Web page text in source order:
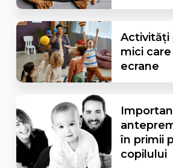
Activități
mici
ecrane
în primii
copilului